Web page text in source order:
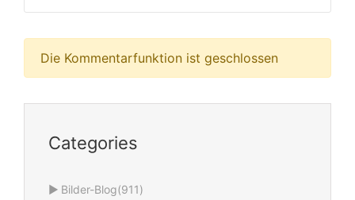
Die Kommentarfunktion ist geschlossen
Categories
► Bilder-Blog(911)